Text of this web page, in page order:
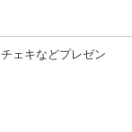
ェキなどプレゼン